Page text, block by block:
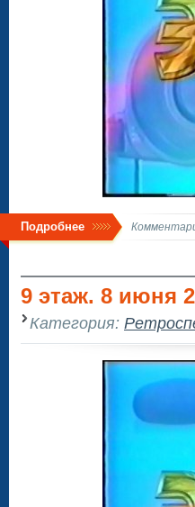
Подробнее
9 этаж. 8 июня
Категория: